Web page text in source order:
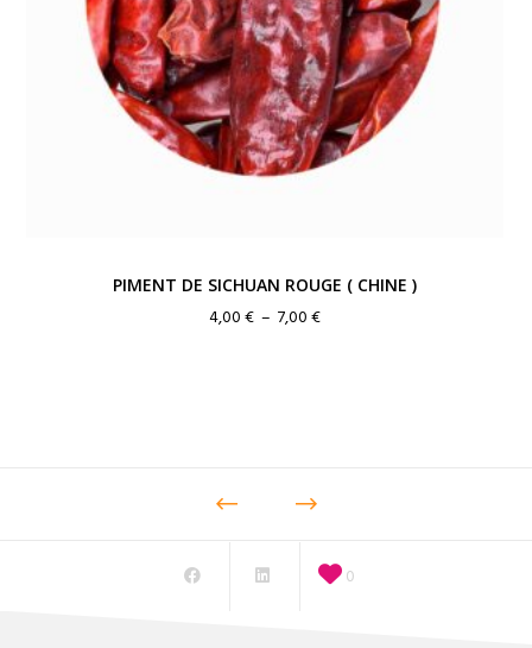
PIMENT DE SICHUAN ROUGE ( CHINE )
4,00€ – 7,00€Plage
0